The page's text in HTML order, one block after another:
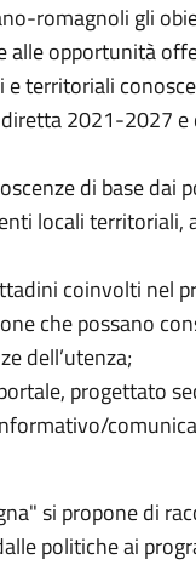
romagnoli gli
alle opportunità
territoriali
2021-2027 e
di base dai
locali territoriali,
coinvolti nel
che possano
dell’utenza;
progettato
si propone di
politiche ai